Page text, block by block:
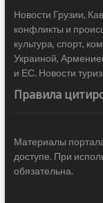
Новости Грузии,
конфликты и
культура, спорт,
Украиной,
и ЕС. Новости
Правила
Материалы
доступе. При
обязательна.